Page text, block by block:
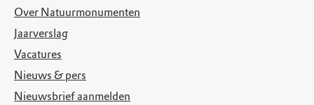
Over Natuurmonumenten
Jaarverslag
Vacatures
Nieuws & pers
Nieuwsbrief aanmelden